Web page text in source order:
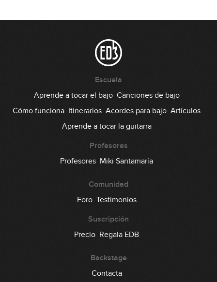
Escuela
Aprende a tocar el bajo Canciones de bajo
Cómo funciona Itinerarios Acordes para bajo Artículos
Aprende a tocar la guitarra
Profesores
Profesores Miki Santamaría
Comunidad
Foro Testimonios
Suscripción
Precio Regala EDB
Backstage
Contacta